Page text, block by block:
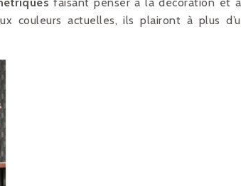
couleurs actuelles, ils plairont à plus